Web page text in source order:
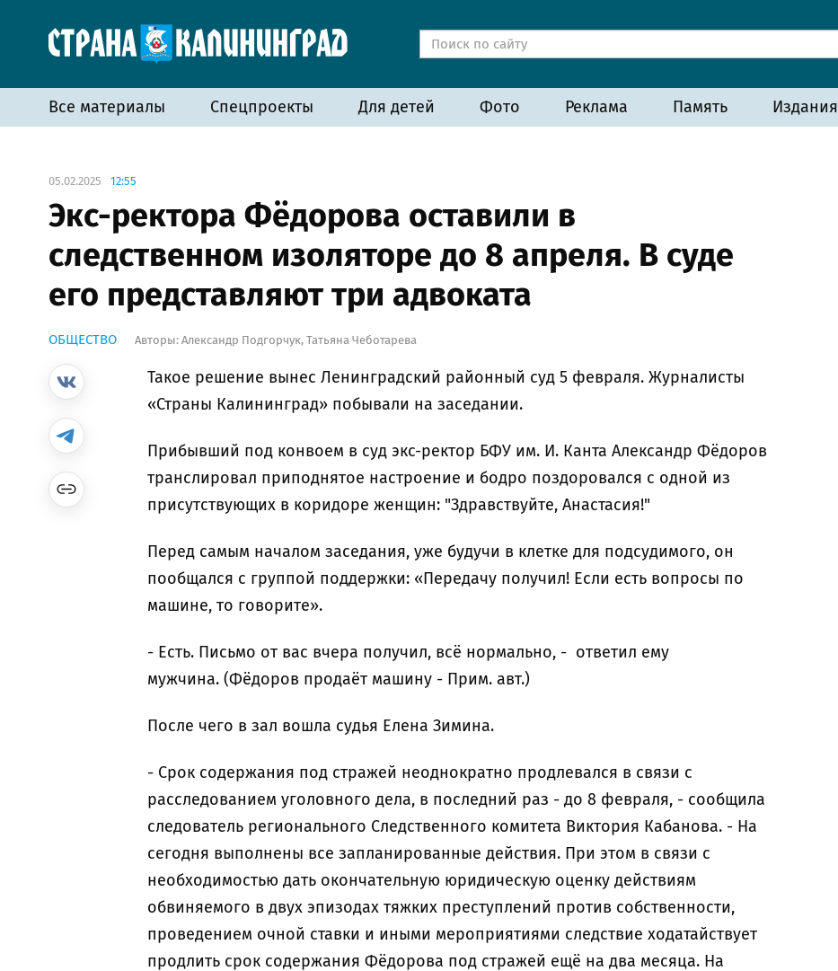
Все материалы Спецпроекты Для детей Фото Реклама Память Издания
05.02.2025 12:55
Экс-ректора Фёдорова оставили в
следственном изоляторе до 8 апреля. В суде
его представляют три адвоката
ОБЩЕСТВО Авторы: Александр Подгорчук, Татьяна Чеботарева
Такое решение вынес Ленинградский районный суд 5 февраля. Журналисты
«Страны Калининград» побывали на заседании.
Прибывший под конвоем в суд экс-ректор БФУ им. И. Канта Александр Фёдоров
транслировал приподнятое настроение и бодро поздоровался с одной из
присутствующих в коридоре женщин: "Здравствуйте, Анастасия!"
Перед самым началом заседания, уже будучи в клетке для подсудимого, он
пообщался с группой поддержки: «Передачу получил! Если есть вопросы по
машине, то говорите».
- Есть. Письмо от вас вчера получил, всё нормально, - ответил ему
мужчина. (Фёдоров продаёт машину - Прим. авт.)
После чего в зал вошла судья Елена Зимина.
- Срок содержания под стражей неоднократно продлевался в связи с
расследованием уголовного дела, в последний раз - до 8 февраля, - сообщила
следователь регионального Следственного комитета Виктория Кабанова. - На
сегодня выполнены все запланированные действия. При этом в связи с
необходимостью дать окончательную юридическую оценку действиям
обвиняемого в двух эпизодах тяжких преступлений против собственности,
проведением очной ставки и иными мероприятиями следствие ходатайствует
продлить срок содержания Фёдорова под стражей ещё на два месяца. На